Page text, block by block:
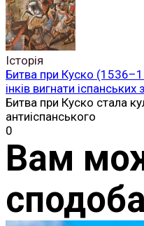
Історія
Битва при Куско
інків вигнати іспанських
Битва при Куско стала
антиіспанського
0
Вам